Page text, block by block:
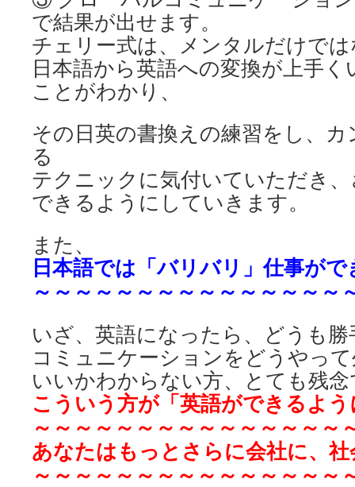
で結果が出せます。
チェリー式は、メンタルだけで
日本語から英語への変換が上手
ことがわかり、
その日英の書換えの練習をし、
る
テクニックに気付いていただき
できるようにしていきます。
また、
日本語では「バリバリ」仕事がで
～～～～～～～～～～～～～～～
いざ、英語になったら、どうも
コミュニケーションをどうやっ
いいかわからない方、とても残
こういう方が「英語ができるよ
～～～～～～～～～～～～～～～
あなたはもっとさらに会社に、
～～～～～～～～～～～～～～～